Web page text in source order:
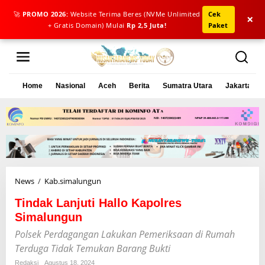
🚀 PROMO 2026: Website Terima Beres (NVMe Unlimited
+ Gratis Domain) Mulai Rp 2,5 Juta!
Cek
Paket
×
L
Home Nasional Aceh Berita Sumatra Utara Jakarta
News / Kab.simalungun
n
k
L
Tindak Lanjuti Hallo Kapolres
Simalungun
Polsek Perdagangan Lakukan Pemeriksaan di Rumah
Terduga Tidak Temukan Barang Bukti
Redaksi
Agustus 18, 2024